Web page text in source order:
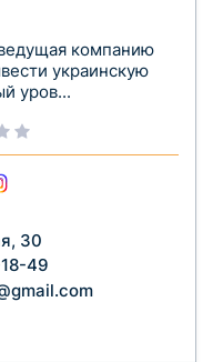
компанию
украинскую
уров...
30
49